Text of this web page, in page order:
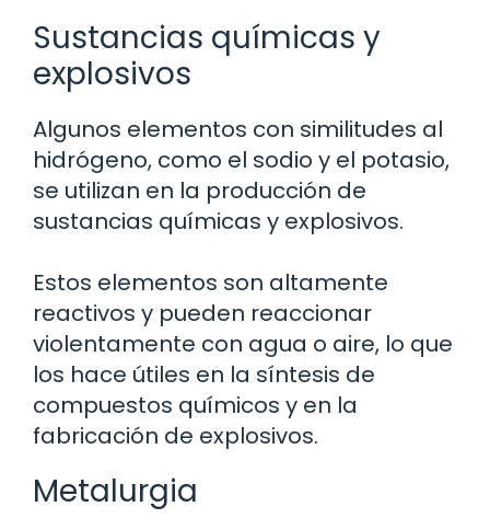
Sustancias químicas y
explosivos
Algunos elementos con similitudes al
hidrógeno, como el sodio y el potasio,
se utilizan en la producción de
sustancias químicas y explosivos.
Estos elementos son altamente
reactivos y pueden reaccionar
violentamente con agua o aire, lo que
los hace útiles en la síntesis de
compuestos químicos y en la
fabricación de explosivos.
Metalurgia